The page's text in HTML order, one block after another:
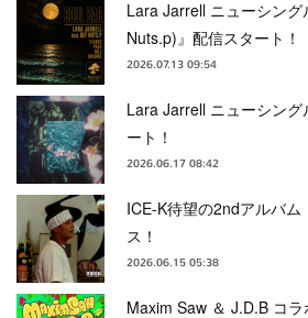
Lara Jarrell ニューシン
Nuts.p)』配信スタート！
2026.07.13 09:54
Lara Jarrell ニューシン
ート！
2026.06.17 08:42
ICE-K待望の2ndアルバ
ス！
2026.06.15 05:38
Maxim Saw ＆ J.D.B コ